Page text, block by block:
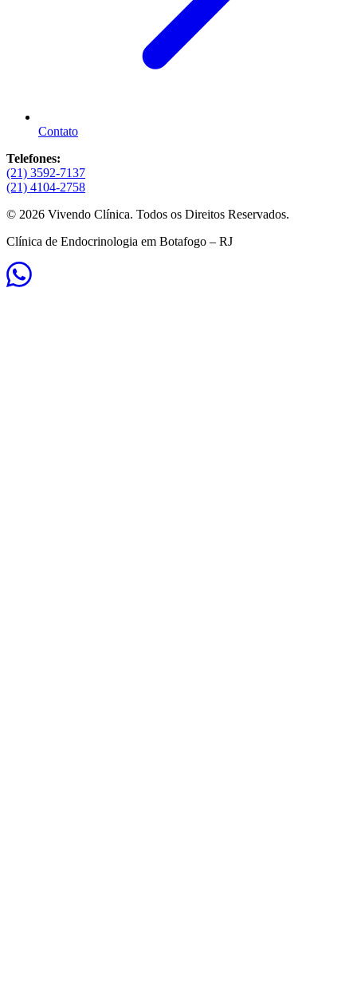
Contato
Telefones:
(21) 3592-7137
(21) 4104-2758
© 2026 Vivendo Clínica. Todos os Direitos Reservados.
Clínica de Endocrinologia em Botafogo – RJ